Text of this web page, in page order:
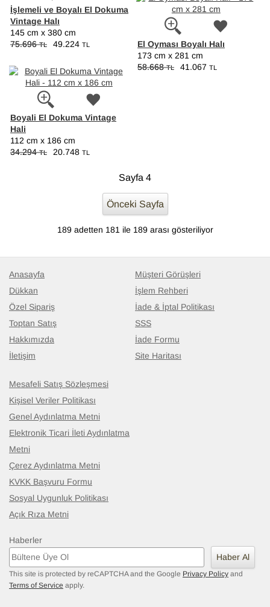
İşlemeli ve Boyalı El Dokuma
Vintage Halı
145 cm x 380 cm
75.696TL 49.224 TL El Oyması Boyalı Halı
173 cm x 281 cm
58.668TL 41.067 TL
Boyali El Dokuma Vintage
Hali
112 cm x 186 cm
34.294TL 20.748 TL
Sayfa 4
Önceki Sayfa
189 adetten 181 ile 189 arası gösteriliyor
Anasayfa
Dükkan
Özel Sipariş
Toptan Satış
Hakkımızda
İletişim
Müşteri Görüşleri
İşlem Rehberi
İade & İptal Politikası
SSS
İade Formu
Site Haritası
Mesafeli Satış Sözleşmesi
Kişisel Veriler Politikası
Genel Aydınlatma Metni
Elektronik Ticari İleti Aydınlatma
Metni
Çerez Aydınlatma Metni
KVKK Başvuru Formu
Sosyal Uygunluk Politikası
Açık Rıza Metni
Haberler
Haber Al
This site is protected by reCAPTCHA and the Google Privacy Policy and
Terms of Service apply.